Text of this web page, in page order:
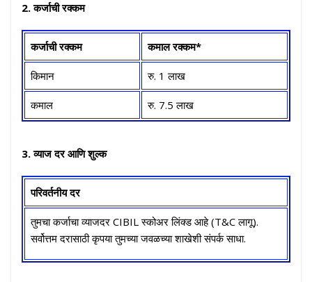
2. कर्जाची रक्कम
कर्जाची रक्कम कमाल रक्कम*
किमान रु. 1 लाख
कमाल रु. 7.5 लाख
3. व्याज दर आणि शुल्क
परिवर्तनीय दर
तुमचा कर्जाचा व्याजदर CIBIL स्कोअर लिंक्ड आहे (T&C लागू).
सर्वोत्तम दरासाठी कृपया तुमच्या जवळच्या शाखेशी संपर्क साधा.